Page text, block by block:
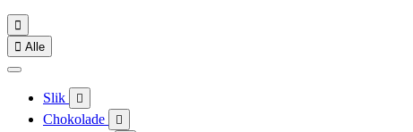

 Alle
Slik 
Chokolade 